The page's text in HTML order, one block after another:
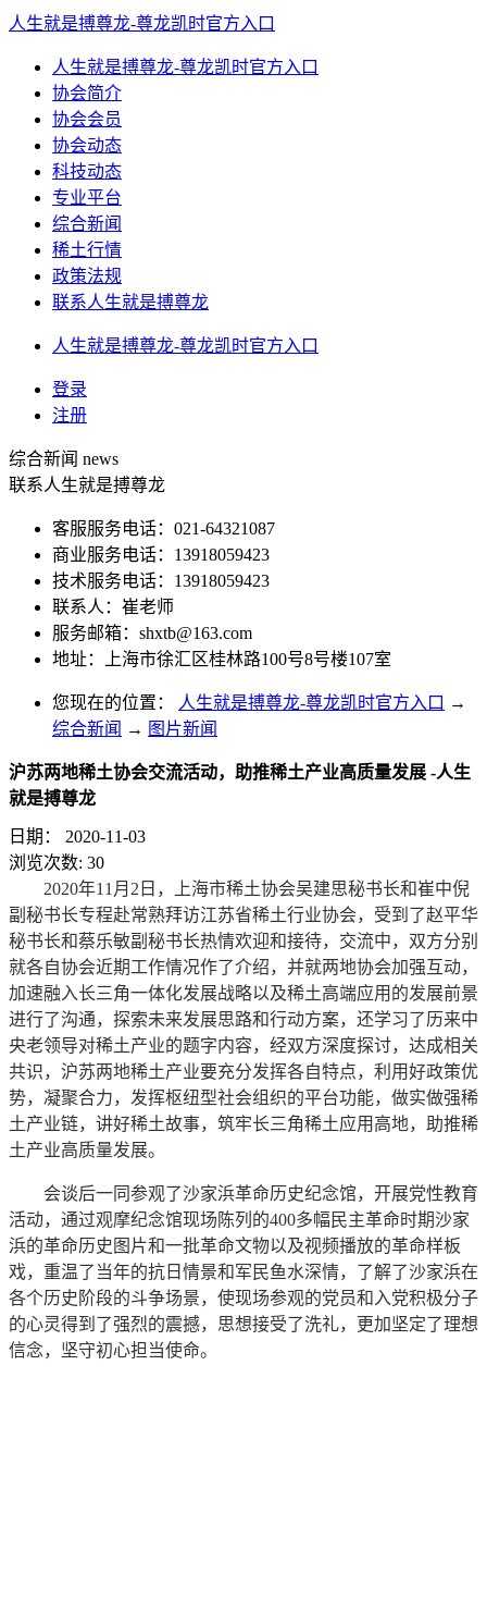
人生就是搏尊龙-尊龙凯时官方入口
人生就是搏尊龙-尊龙凯时官方入口
协会简介
协会会员
协会动态
科技动态
专业平台
综合新闻
稀土行情
政策法规
联系人生就是搏尊龙
人生就是搏尊龙-尊龙凯时官方入口
登录
注册
综合新闻 news
联系人生就是搏尊龙
客服服务电话：021-64321087
商业服务电话：13918059423
技术服务电话：13918059423
联系人：崔老师
服务邮箱： shxtb@163.com
地址：上海市徐汇区桂林路100号8号楼107室
您现在的位置： 人生就是搏尊龙-尊龙凯时官方入口 →
综合新闻 → 图片新闻
沪苏两地稀土协会交流活动，助推稀土产业高质量发展 -人生
就是搏尊龙
日期：
2020-11-03
浏览次数: 30
2020年11月2日，上海市稀土协会吴建思秘书长和崔中倪
副秘书长专程赴常熟拜访江苏省稀土行业协会，受到了赵平华
秘书长和蔡乐敏副秘书长热情欢迎和接待，交流中，双方分别
就各自协会近期工作情况作了介绍，并就两地协会加强互动，
加速融入长三角一体化发展战略以及稀土高端应用的发展前景
进行了沟通，探索未来发展思路和行动方案，还学习了历来中
央老领导对稀土产业的题字内容，经双方深度探讨，达成相关
共识，沪苏两地稀土产业要充分发挥各自特点，利用好政策优
势，凝聚合力，发挥枢纽型社会组织的平台功能，做实做强稀
土产业链，讲好稀土故事，筑牢长三角稀土应用高地，助推稀
土产业高质量发展。
会谈后一同参观了沙家浜革命历史纪念馆，开展党性教育
活动，通过观摩纪念馆现场陈列的400多幅民主革命时期沙家
浜的革命历史图片和一批革命文物以及视频播放的革命样板
戏，重温了当年的抗日情景和军民鱼水深情，了解了沙家浜在
各个历史阶段的斗争场景，使现场参观的党员和入党积极分子
的心灵得到了强烈的震撼，思想接受了洗礼，更加坚定了理想
信念，坚守初心担当使命。